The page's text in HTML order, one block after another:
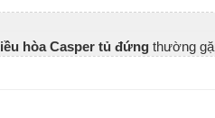
hòa Casper tủ đứng thường